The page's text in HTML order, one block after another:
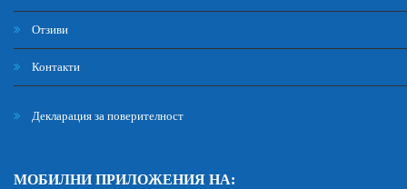
Отзиви
Контакти
Декларация за поверителност
МОБИЛНИ ПРИЛОЖЕНИЯ НА: